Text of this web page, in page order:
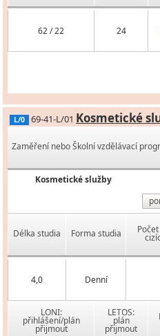
62 / 22 24
L/0 69-41-L/01 Kosmetické
Zaměření nebo Školní vzdělávací
Kosmetické služby
Délka studia Forma studia
4,0 Denní
LONI:
přihlášení/plán
přijmout
LETOS:
plán
přijmout